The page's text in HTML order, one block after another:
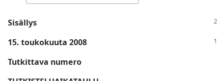
Sisällys
15. toukokuuta 2008
Tutkittava numero